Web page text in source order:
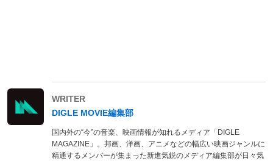
WRITER
DIGLE MOVIE編集部
国内外の“今”の音楽、映画情報が知れるメディア「DIGLE
MAGAZINE」。邦画、洋画、アニメなどの幅広い映画ジャンルに
精通するメンバーが集まった新進気鋭のメディア編集部が日々気